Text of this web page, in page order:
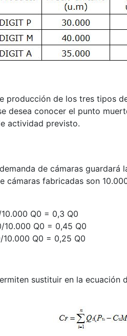
producción de los tres tipos
desea conocer el punto
actividad previsto.
de cámaras guardará
cámaras fabricadas son
Q0 = 0,3 Q0
10.000 Q0 = 0,45 Q0
Q0 = 0,25 Q0
sustituir en la ecuación